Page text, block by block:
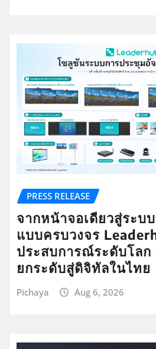
PRESS RELEASE
จากหน้าจอเดียวสู่ระบ
แบบครบวงจร
ประสบการณ์ระดับโลก
ยกระดับสู่ดิจิทัลในไทย
Pichaya Aug 6, 2026